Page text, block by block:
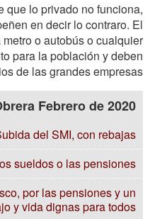
que lo privado no funciona,
en decir lo contraro. El
o autobús o cualquier
para la población y deben
de las grandes empresas.
Febrero de 2020
del SMI, con rebajas
sueldos o las pensiones
por las pensiones y un
y vida dignas para todos